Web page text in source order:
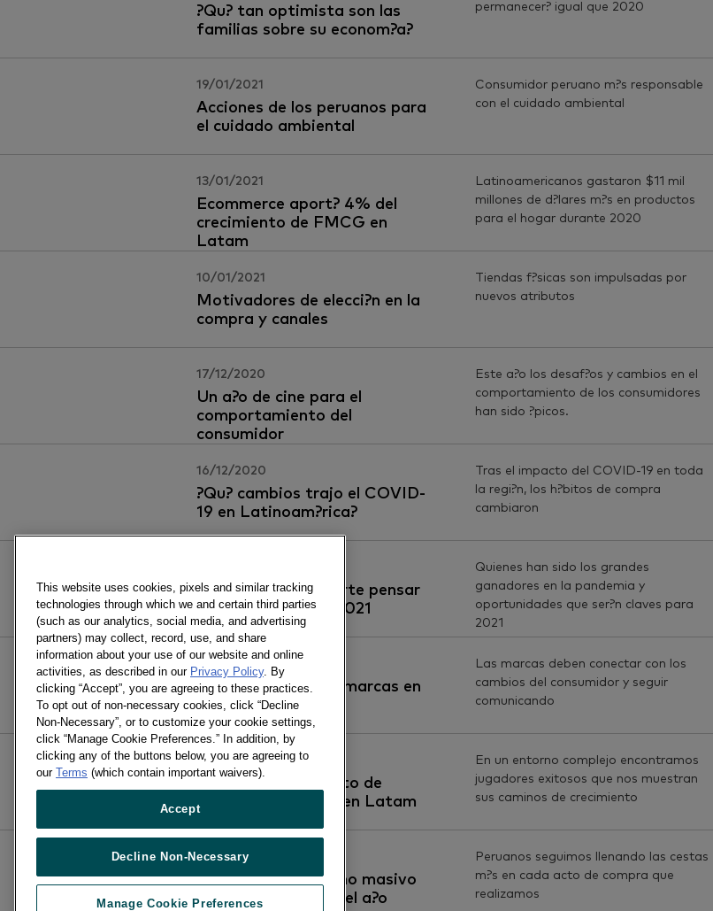
?Qu? tan optimista son las
familias sobre su econom?a?
permanecer? igual que 2020
19/01/2021
Acciones de los peruanos para
el cuidado ambiental
Consumidor peruano m?s responsable
con el cuidado ambiental
13/01/2021
Ecommerce aport? 4% del
crecimiento de FMCG en
Latam
Latinoamericanos gastaron $11 mil
millones de d?lares m?s en productos
para el hogar durante 2020
10/01/2021
Motivadores de elecci?n en la
compra y canales
Tiendas f?sicas son impulsadas por
nuevos atributos
17/12/2020
Un a?o de cine para el
comportamiento del
consumidor
Este a?o los desaf?os y cambios en el
comportamiento de los consumidores
han sido ?picos.
16/12/2020
?Qu? cambios trajo el COVID-
19 en Latinoam?rica?
Tras el impacto del COVID-19 en toda
la regi?n, los h?bitos de compra
cambiaron
10 slides para hacerte pensar
sobre el 2020 y el 2021
Quienes han sido los grandes
ganadores en la pandemia y
oportunidades que ser?n claves para
2021
01/12/2020
Crecimiento de las marcas en
una nueva realidad
Las marcas deben conectar con los
cambios del consumidor y seguir
comunicando
30/11/2020
Rutas de crecimiento de
marcas ganadoras en Latam
En un entorno complejo encontramos
jugadores exitosos que nos muestran
sus caminos de crecimiento
10/11/2020
Canasta de consumo masivo
crece en lo que va del a?o
Peruanos seguimos llenando las cestas
m?s en cada acto de compra que
realizamos
This website uses cookies, pixels and similar tracking
technologies through which we and certain third parties
(such as our analytics, social media, and advertising
partners) may collect, record, use, and share
information about your use of our website and online
activities, as described in our Privacy Policy. By
clicking “Accept”, you are agreeing to these practices.
To opt out of non-necessary cookies, click “Decline
Non-Necessary”, or to customize your cookie settings,
click “Manage Cookie Preferences.” In addition, by
clicking any of the buttons below, you are agreeing to
our Terms (which contain important waivers).
Accept
Decline Non-Necessary
Manage Cookie Preferences